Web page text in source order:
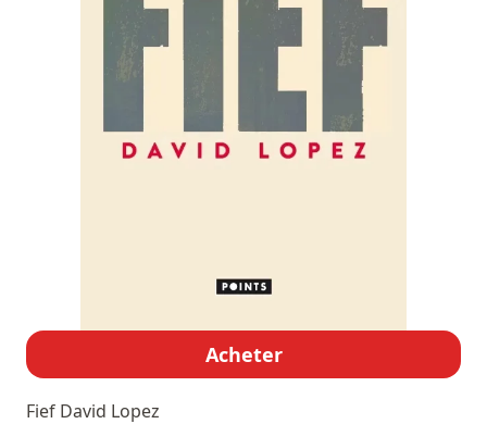
Acheter
Fief David Lopez